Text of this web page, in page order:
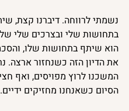
נשמתי לרווחה. דיברנו קצת,
בתחושות שלי ובצרכים שלי
הוא שיתף בתחושות שלו,
את הדיון הזה כשנחזור ארצה.
המשכנו לרוץ מפויסים, ואף
הסיום כשאנחנו מחזיקים ידיים.